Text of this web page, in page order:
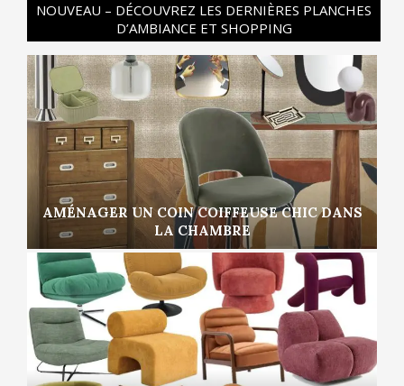
NOUVEAU – DÉCOUVREZ LES DERNIÈRES PLANCHES
D’AMBIANCE ET SHOPPING
AMÉNAGER UN COIN COIFFEUSE CHIC DANS
LA CHAMBRE